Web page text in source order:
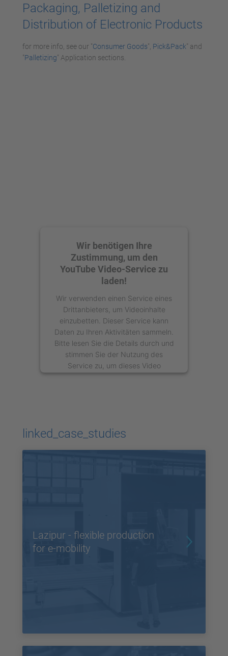
Akzeptieren
Management Platform
Packaging, Palletizing and
Distribution of Electronic Products
for more info, see our "Consumer Goods", Pick&Pack" and
"Palletizing" Application sections.
Wir benötigen Ihre
Zustimmung, um den
YouTube Video-Service zu
laden!
Wir verwenden einen Service eines
Drittanbieters, um Videoinhalte
einzubetten. Dieser Service kann
Daten zu Ihren Aktivitäten sammeln.
Bitte lesen Sie die Details durch und
stimmen Sie der Nutzung des
Service zu, um dieses Video
anzusehen.
Akzeptieren
powered byUsercentrics Consent
linked_case_studies
Lazipur - flexible production
for e-mobility